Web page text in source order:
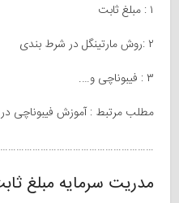
۱ : مبلغ ثابت
۲ :روش مارتینگل در شرط بندی
۳ : فیبوناچی و….
مطلب مرتبط : آموزش فیبوناچی
مدریت سرمایه مبلغ